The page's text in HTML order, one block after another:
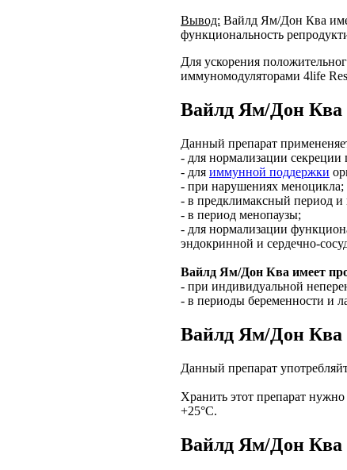
Вывод: Вайлд Ям/Дон Ква
функциональность
Для ускорения
иммуномодуляторами 4life
Вайлд Ям/Дон Ква
Данный препарат
- для нормализации
- для иммунной поддержки
- при нарушениях меноцикла;
- в предклимаксный период и
- в период менопаузы;
- для нормализации
эндокринной и сердечно-
Вайлд Ям/Дон Ква имеет
- при индивидуальной
- в периоды беременности и
Вайлд Ям/Дон Ква
Данный препарат
Хранить этот препарат
+25°С.
Вайлд Ям/Дон Ква